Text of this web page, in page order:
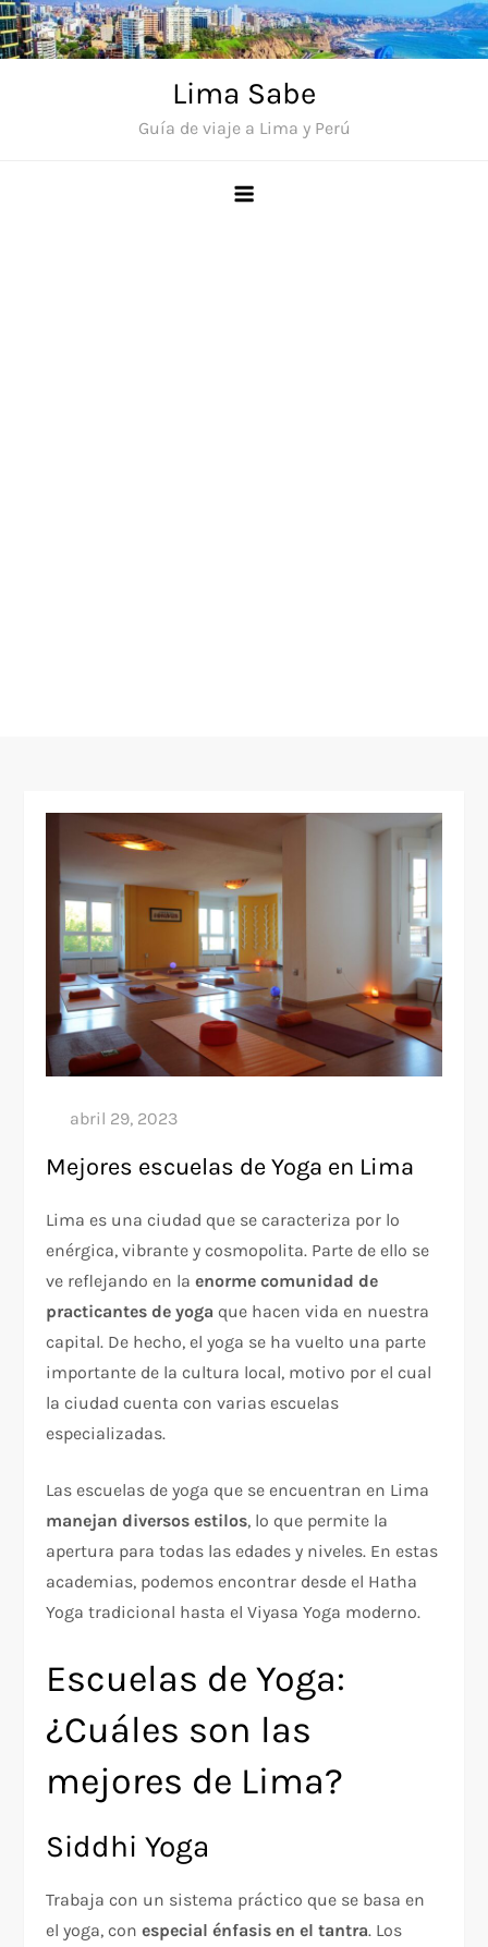
Saltar
al
Lima Sabe
Guía de viaje a Lima y Perú
Mejores escuelas de Yoga en Lima
Lima es una ciudad que se caracteriza por lo
enérgica, vibrante y cosmopolita. Parte de ello se
ve reflejando en laenorme comunidad de
practicantes de yoga que hacen vida en nuestra
capital. De hecho, el yoga se ha vuelto una parte
importante de la cultura local, motivo por el cual
la ciudad cuenta con varias escuelas
especializadas.
Las escuelas de yoga que se encuentran en Lima
manejan diversos estilos, lo que permite la
apertura para todas las edades y niveles. En estas
academias, podemos encontrar desde el Hatha
Yoga tradicional hasta el Viyasa Yoga moderno.
Escuelas de Yoga:
¿Cuáles son las
mejores de Lima?
Siddhi Yoga
Trabaja con un sistema práctico que se basa en
el yoga, conespecial énfasis en el tantra. Los